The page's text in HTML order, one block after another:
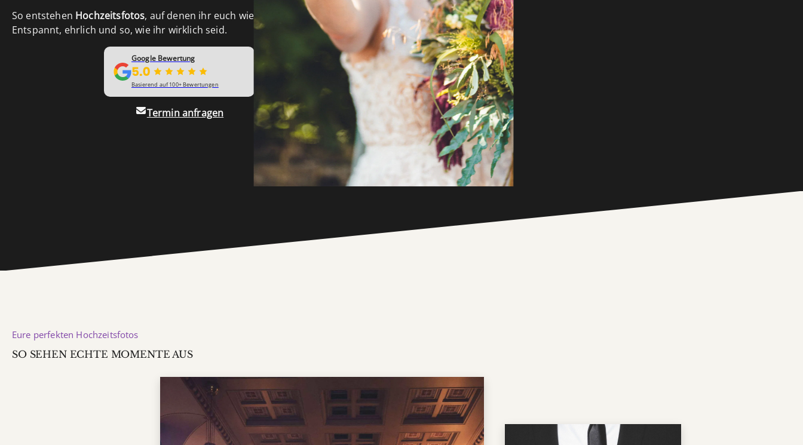
So entstehen Hochzeitsfotos, auf denen ihr euch wiedererkennt.
Entspannt, ehrlich und so, wie ihr wirklich seid.
Google Bewertung
Basierend auf 100+ Bewertungen
Termin anfragen
SO SEHEN ECHTE MOMENTE AUS
Eure perfekten Hochzeitsfotos